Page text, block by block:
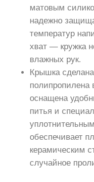
матовым
надежно
температур
хват — кружка
влажных рук.
Крышка сделана
полипропилена
оснащена
питья и
обеспечивает
керамическим
случайное